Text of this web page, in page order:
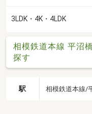
3LDK・4K・4LDK
相模鉄道本線 平沼
探す
駅 相模鉄道本線/